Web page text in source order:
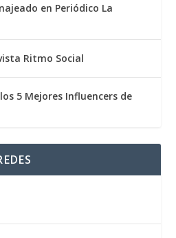
en Periódico La
Ritmo Social
5 Mejores Influencers de